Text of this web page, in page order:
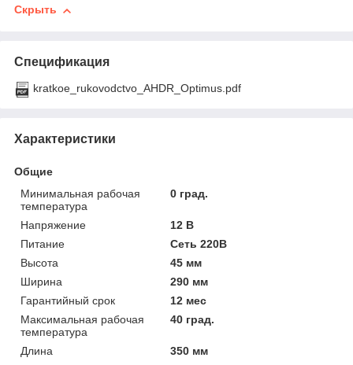
Скрыть
Спецификация
kratkoe_rukovodctvo_AHDR_Optimus.pdf
Характеристики
Общие
Минимальная рабочая
температура
0 град.
Напряжение
12 В
Питание
Сеть 220В
Высота
45 мм
Ширина
290 мм
Гарантийный срок
12 мес
Максимальная рабочая
температура
40 град.
Длина
350 мм